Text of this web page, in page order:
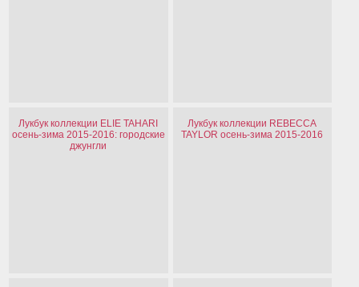
Лукбук коллекции ELIE TAHARI
осень-зима 2015-2016: городские
джунгли
Лукбук коллекции REBECCA
TAYLOR осень-зима 2015-2016